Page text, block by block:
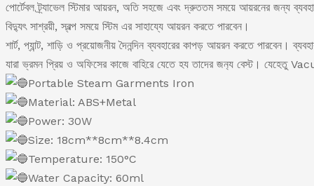
পোর্টেবল ট্র্যাভেল স্টিমার আয়রন, অতি সহজে এবং দ্রুততম সময়ে আয়রনের জন্য
বিদ্যুৎ সাশ্রয়ী, স্বল্প সময়ে স্টিম এর সাহায্যে আয়রন করতে পারবেন।
শার্ট, প্যান্ট, শাড়ি ও প্রয়োজনীয় দৈনন্দিন ব্যবহারের কাপড় আয়রন করতে পারবেন।
যারা ভ্রমন প্রিয় ও অফিসের কাজে বাহিরে যেতে হয তাদের জন্য বেস্ট। যেহেতু
Portable Steam Garments Iron
Material: ABS+Metal
Power: 30W
Size: 18cm**8cm**8.4cm
Temperature: 150°C
Water Capacity: 60ml